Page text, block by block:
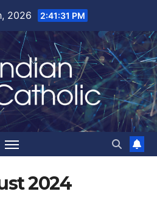
2026 2:41:32 PM
2024